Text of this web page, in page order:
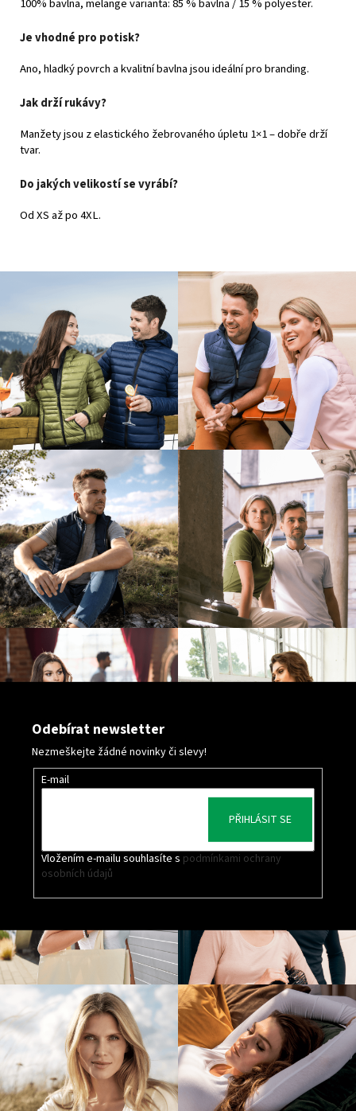
100% bavlna, melange varianta: 85 % bavlna / 15 % polyester.
Je vhodné pro potisk?
Ano, hladký povrch a kvalitní bavlna jsou ideální pro branding.
Jak drží rukávy?
Manžety jsou z elastického žebrovaného úpletu 1×1 – dobře drží
tvar.
Do jakých velikostí se vyrábí?
Od XS až po 4XL.
Odebírat newsletter
Nezmeškejte žádné novinky či slevy!
E-mail
Vložením e-mailu souhlasíte s podmínkami ochrany
osobních údajů
PŘIHLÁSIT SE